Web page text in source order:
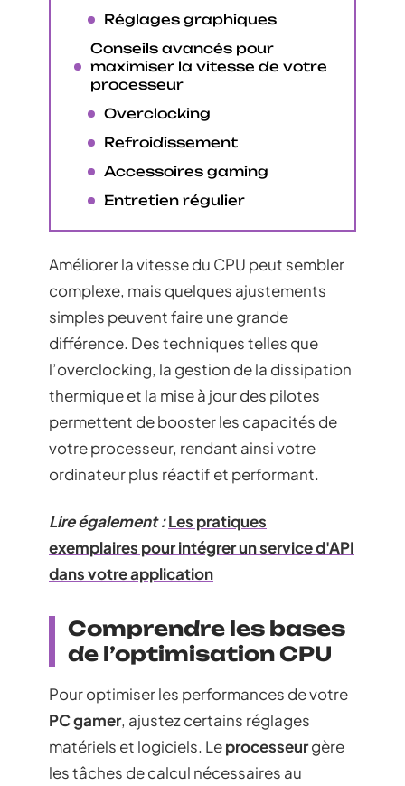
Réglages graphiques
Conseils avancés pour
maximiser la vitesse de votre
processeur
Overclocking
Refroidissement
Accessoires gaming
Entretien régulier
Améliorer la vitesse du CPU peut sembler
complexe, mais quelques ajustements
simples peuvent faire une grande
différence. Des techniques telles que
l’overclocking, la gestion de la dissipation
thermique et la mise à jour des pilotes
permettent de booster les capacités de
votre processeur, rendant ainsi votre
ordinateur plus réactif et performant.
Lire également :Les pratiques
exemplaires pour intégrer un service d'API
dans votre application
Comprendre les bases
de l’optimisation CPU
Pour optimiser les performances de votre
PC gamer, ajustez certains réglages
matériels et logiciels. Leprocesseurgère
les tâches de calcul nécessaires au